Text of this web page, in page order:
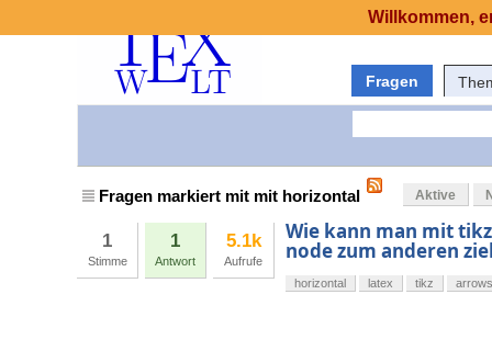
Fragen
Fragen markiert mit mit horizontal Aktive
1
Stimme
1
Antwort
5.1k
Aufrufe
Wie kann man mit
node zum anderen
horizontal latex tikz arrows
Willkommen,